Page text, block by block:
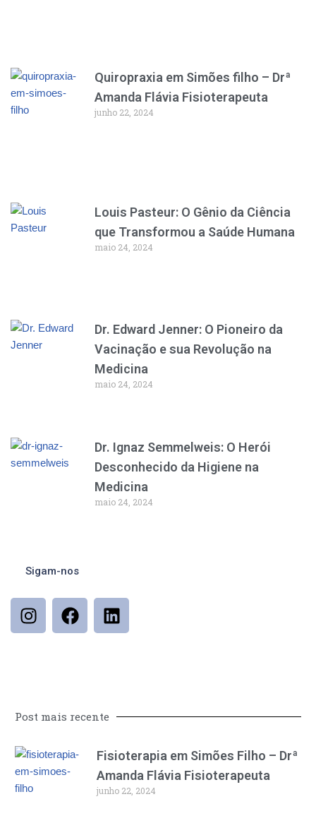
Quiropraxia em Simões filho – Drª
Amanda Flávia Fisioterapeuta
junho 22, 2024
Louis Pasteur: O Gênio da Ciência
que Transformou a Saúde Humana
maio 24, 2024
Dr. Edward Jenner: O Pioneiro da
Vacinação e sua Revolução na
Medicina
maio 24, 2024
Dr. Ignaz Semmelweis: O Herói
Desconhecido da Higiene na
Medicina
maio 24, 2024
Sigam-nos
Post mais recente
Fisioterapia em Simões Filho – Drª
Amanda Flávia Fisioterapeuta
junho 22, 2024